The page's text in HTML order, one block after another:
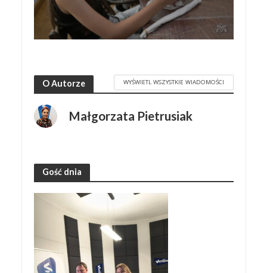
O Autorze WYŚWIETL WSZYSTKIE WIADOMOŚCI
Małgorzata Pietrusiak
Gość dnia